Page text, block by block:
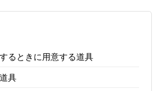
るときに用意する道具
具